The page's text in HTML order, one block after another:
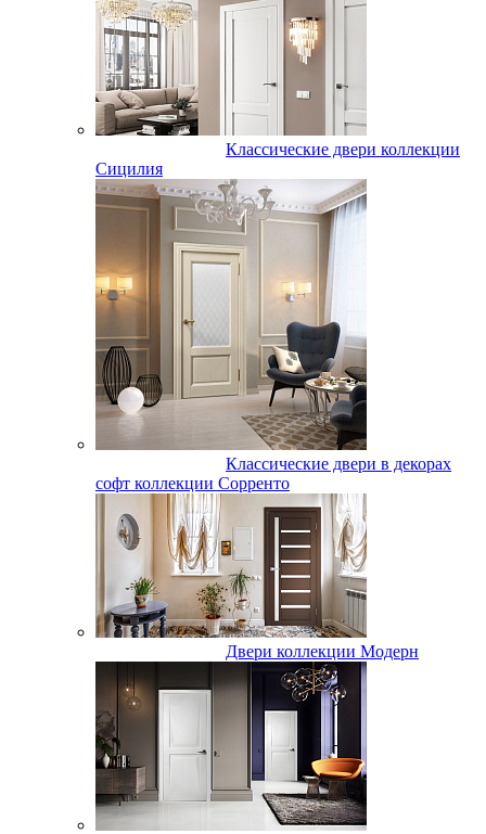
Классические двери коллекции
Сицилия
Классические двери в декорах
софт коллекции Сорренто
Двери коллекции Модерн